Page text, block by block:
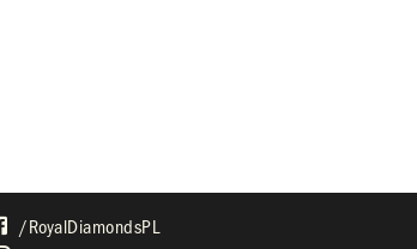
/royalDiamondsPL